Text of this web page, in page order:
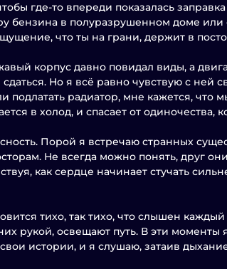
где-то впереди показалась
бензина в полуразрушенном доме
что ты на грани, держит в
корпус давно повидал виды, а
Но я всё равно чувствую с ней
подлатать радиатор, мне кажется,
в холод, и спасает от одиночества,
Порой я встречаю странных
Не всегда можно понять, друг
как сердце начинает стучать
тихо, так тихо, что слышен каждый
рукой, освещают путь. В эти моменты
истории, и я слушаю, затаив